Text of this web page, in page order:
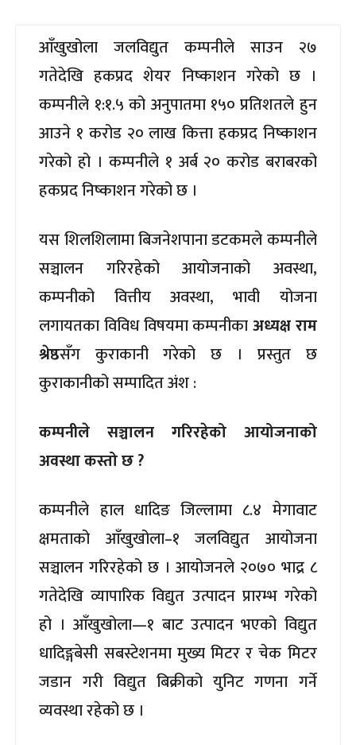
आँखुखोला जलविद्युत कम्पनीले साउन २७
गतेदेखि हकप्रद शेयर निष्काशन गरेको छ ।
कम्पनीले १:१.५ को अनुपातमा १५० प्रतिशतले हुन
आउने १ करोड २० लाख कित्ता हकप्रद निष्काशन
गरेको हो । कम्पनीले १ अर्ब २० करोड बराबरको
हकप्रद निष्काशन गरेको छ ।
यस शिलशिलामा बिजनेशपाना डटकमले कम्पनीले
सञ्चालन गरिरहेको आयोजनाको अवस्था,
कम्पनीको वित्तीय अवस्था, भावी योजना
लगायतका विविध विषयमा कम्पनीकाअध्यक्ष राम
श्रेष्ठसँग कुराकानी गरेको छ । प्रस्तुत छ
कुराकानीको सम्पादित अंश :
कम्पनीले सञ्चालन गरिरहेको आयोजनाको
अवस्था कस्तो छ ?
कम्पनीले हाल धादिङ जिल्लामा ८.४ मेगावाट
क्षमताको आँखुखोला–१ जलविद्युत आयोजना
सञ्चालन गरिरहेको छ । आयोजनले २०७० भाद्र ८
गतेदेखि व्यापारिक विद्युत उत्पादन प्रारम्भ गरेको
हो । आँखुखोला—१ बाट उत्पादन भएको विद्युत
धादिङ्गबेसी सबस्टेशनमा मुख्य मिटर र चेक मिटर
जडान गरी विद्युत बिक्रीको युनिट गणना गर्ने
व्यवस्था रहेको छ ।